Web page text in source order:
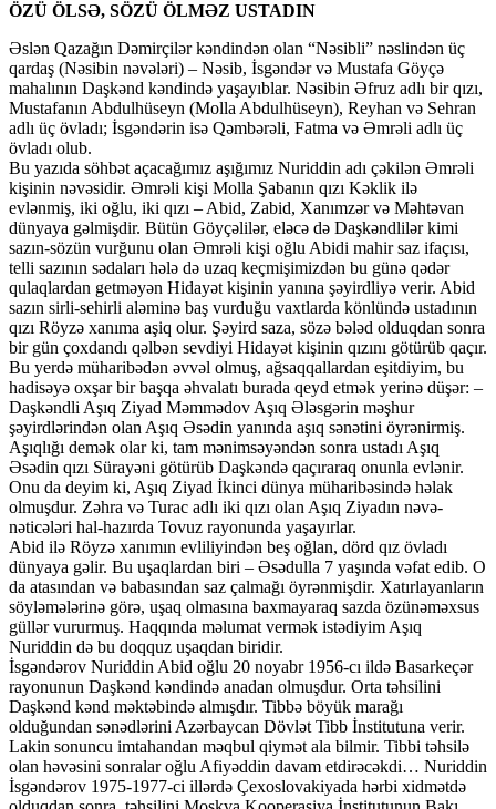
ÖZÜ ÖLSƏ, SÖZÜ ÖLMƏZ USTADIN
Əslən Qazağın Dəmirçilər kəndindən olan “Nəsibli” nəslindən üç
qardaş (Nəsibin nəvələri) – Nəsib, İsgəndər və Mustafa Göyçə
mahalının Daşkənd kəndində yaşayıblar. Nəsibin Əfruz adlı bir qızı,
Mustafanın Abdulhüseyn (Molla Abdulhüseyn), Reyhan və Sehran
adlı üç övladı; İsgəndərin isə Qəmbərəli, Fatma və Əmrəli adlı üç
övladı olub.
Bu yazıda söhbət açacağımız aşığımız Nuriddin adı çəkilən Əmrəli
kişinin nəvəsidir. Əmrəli kişi Molla Şabanın qızı Kəklik ilə
evlənmiş, iki oğlu, iki qızı – Abid, Zabid, Xanımzər və Məhtəvan
dünyaya gəlmişdir. Bütün Göyçəlilər, eləcə də Daşkəndlilər kimi
sazın-sözün vurğunu olan Əmrəli kişi oğlu Abidi mahir saz ifaçısı,
telli sazının sədaları hələ də uzaq keçmişimizdən bu günə qədər
qulaqlardan getməyən Hidayət kişinin yanına şəyirdliyə verir. Abid
sazın sirli-sehirli aləminə baş vurduğu vaxtlarda könlündə ustadının
qızı Röyzə xanıma aşiq olur. Şəyird saza, sözə bələd olduqdan sonra
bir gün çoxdandı qəlbən sevdiyi Hidayət kişinin qızını götürüb qaçır.
Bu yerdə müharibədən əvvəl olmuş, ağsaqqallardan eşitdiyim, bu
hadisəyə oxşar bir başqa əhvalatı burada qeyd etmək yerinə düşər: –
Daşkəndli Aşıq Ziyad Məmmədov Aşıq Ələsgərin məşhur
şəyirdlərindən olan Aşıq Əsədin yanında aşıq sənətini öyrənirmiş.
Aşıqlığı demək olar ki, tam mənimsəyəndən sonra ustadı Aşıq
Əsədin qızı Sürayəni götürüb Daşkəndə qaçıraraq onunla evlənir.
Onu da deyim ki, Aşıq Ziyad İkinci dünya müharibəsində həlak
olmuşdur. Zəhra və Turac adlı iki qızı olan Aşıq Ziyadın nəvə-
nəticələri hal-hazırda Tovuz rayonunda yaşayırlar.
Abid ilə Röyzə xanımın evliliyindən beş oğlan, dörd qız övladı
dünyaya gəlir. Bu uşaqlardan biri – Əsədulla 7 yaşında vəfat edib. O
da atasından və babasından saz çalmağı öyrənmişdir. Xatırlayanların
söyləmələrinə görə, uşaq olmasına baxmayaraq sazda özünəməxsus
güllər vururmuş. Haqqında məlumat vermək istədiyim Aşıq
Nuriddin də bu doqquz uşaqdan biridir.
İsgəndərov Nuriddin Abid oğlu 20 noyabr 1956-cı ildə Basarkeçər
rayonunun Daşkənd kəndində anadan olmuşdur. Orta təhsilini
Daşkənd kənd məktəbində almışdır. Tibbə böyük marağı
olduğundan sənədlərini Azərbaycan Dövlət Tibb İnstitutuna verir.
Lakin sonuncu imtahandan məqbul qiymət ala bilmir. Tibbi təhsilə
olan həvəsini sonralar oğlu Afiyəddin davam etdirəcəkdi… Nuriddin
İsgəndərov 1975-1977-ci illərdə Çexoslovakiyada hərbi xidmətdə